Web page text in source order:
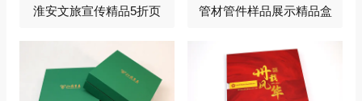
淮安文旅宣传精品5折页 管材管件样品展示精品盒